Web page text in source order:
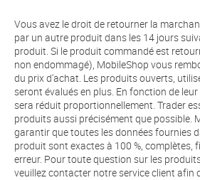
Vous avez le droit de retourner la
par un autre produit dans les 14 jours
produit. Si le produit commandé est
non endommagé), MobileShop vous
du prix d'achat. Les produits ouverts,
seront évalués en plus. En fonction de
sera réduit proportionnellement. Trader
produits aussi précisément que possible.
garantir que toutes les données fournies
produit sont exactes à 100 %, complètes,
erreur. Pour toute question sur les
veuillez contacter notre service client afin